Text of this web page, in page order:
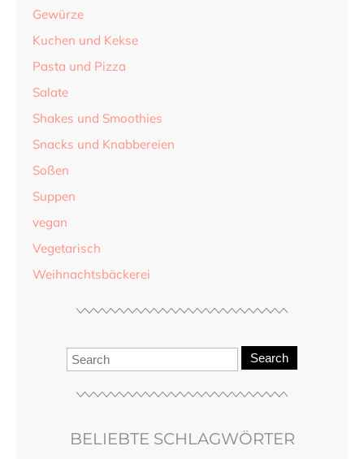
Gewürze
Kuchen und Kekse
Pasta und Pizza
Salate
Shakes und Smoothies
Snacks und Knabbereien
Soßen
Suppen
vegan
Vegetarisch
Weihnachtsbäckerei
Search
BELIEBTE SCHLAGWÖRTER